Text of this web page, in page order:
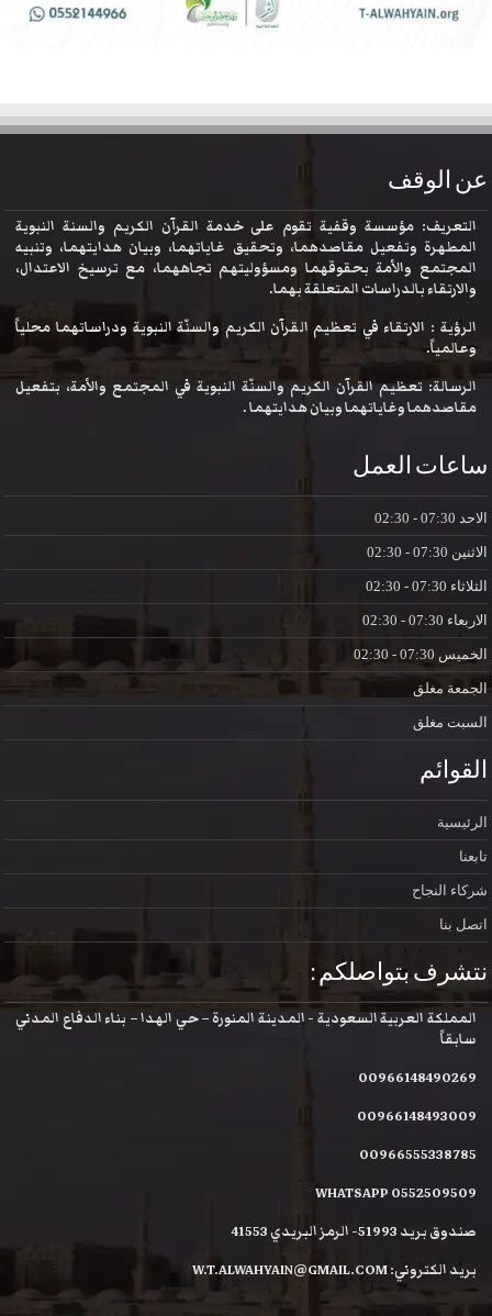
عن الوقف
التعريف: مؤسسة وقفية تقوم على خدمة القرآن الكريم والسنة النبوية
المطهرة وتفعيل مقاصدهما، وتحقيق غاياتهما، وبيان هدايتهما، وتنبيه
المجتمع والأمة بحقوقهما ومسؤوليتهم تجاههما، مع ترسيخ الاعتدال،
والارتقاء بالدراسات المتعلقة بهما.
الرؤية : الارتقاء في تعظيم القرآن الكريم والسنّة النبوية ودراساتهما محلياً
وعالمياً.
الرسالة: تعظيم القرآن الكريم والسنّة النبوية في المجتمع والأمة، بتفعيل
مقاصدهما وغاياتهما وبيان هدايتهما .
ساعات العمل
الاحد
الاثنين
الثلاثاء
الاربعاء
الخميس
الجمعة مغلق
السبت مغلق
القوائم
الرئيسية
تابعنا
شركاء النجاح
اتصل بنا
نتشرف بتواصلكم :
المملكة العربية السعودية - المدينة المنورة – حي الهدا – بناء الدفاع المدني
سابقاً
00966148490269
00966148493009
00966555338785
WHATSAPP 0552509509
صندوق بريد 51993- الرمز البريدي 41553
بريد الكتروني: W.T.ALWAHYAIN@GMAIL.COM